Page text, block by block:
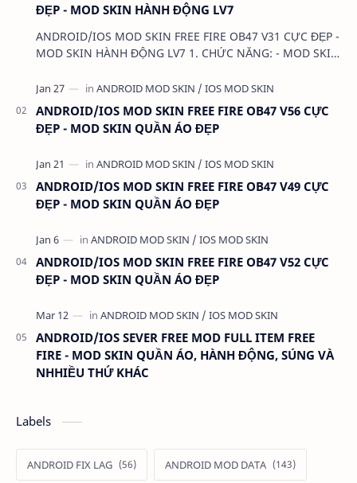
ĐẸP - MOD SKIN HÀNH ĐỘNG LV7
ANDROID/IOS MOD SKIN FREE FIRE OB47 V31 CỰC ĐẸP -
MOD SKIN HÀNH ĐỘNG LV7 1. CHỨC NĂNG: - MOD SKIN
LIN…
ANDROID/IOS MOD SKIN FREE FIRE OB47 V56 CỰC
ĐẸP - MOD SKIN QUẦN ÁO ĐẸP
ANDROID/IOS MOD SKIN FREE FIRE OB47 V49 CỰC
ĐẸP - MOD SKIN QUẦN ÁO ĐẸP
ANDROID/IOS MOD SKIN FREE FIRE OB47 V52 CỰC
ĐẸP - MOD SKIN QUẦN ÁO ĐẸP
ANDROID/IOS SEVER FREE MOD FULL ITEM FREE
FIRE - MOD SKIN QUẦN ÁO, HÀNH ĐỘNG, SÚNG VÀ
NHHIỀU THỨ KHÁC
Labels
ANDROID FIX LAG ANDROID MOD DATA